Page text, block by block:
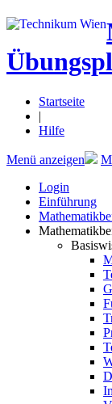
Startseite
|
Hilfe
Menü anzeigen
Login
Einführung